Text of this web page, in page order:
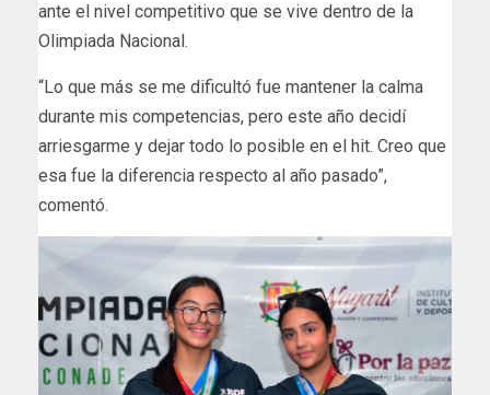
ante el nivel competitivo que se vive dentro de la
Olimpiada Nacional.
“Lo que más se me dificultó fue mantener la calma
durante mis competencias, pero este año decidí
arriesgarme y dejar todo lo posible en el hit. Creo que
esa fue la diferencia respecto al año pasado”,
comentó.